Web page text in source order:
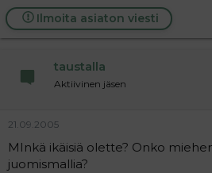
Ilmoita asiaton viesti
taustalla
Aktiivinen jäsen
21.09.2005
MInkä ikäisiä olette? Onko
juomismallia?